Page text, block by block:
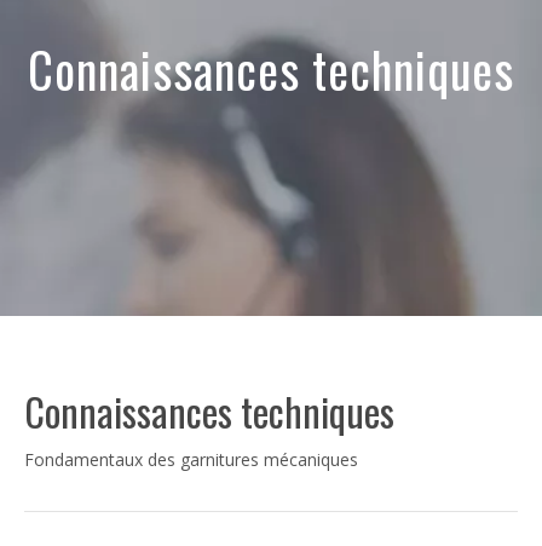
Connaissances techniques
Connaissances techniques
Fondamentaux des garnitures mécaniques